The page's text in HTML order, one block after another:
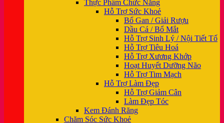
Thực Phẩm Chức Năng
Hỗ Trợ Sức Khoẻ
Bổ Gan / Giải Rượu
Dầu Cá / Bổ Mắt
Hỗ Trợ Sinh Lý / Nội Tiết Tố
Hỗ Trợ Tiêu Hoá
Hỗ Trợ Xương Khớp
Hoạt Huyết Dưỡng Não
Hỗ Trợ Tim Mạch
Hỗ Trợ Làm Đẹp
Hỗ Trợ Giảm Cân
Làm Đẹp Tóc
Kem Đánh Răng
Chăm Sóc Sức Khoẻ